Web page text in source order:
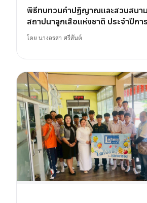
พิธีทบทวนคำปฏิญาณและสวนสนา
สถาปนาลูกเสือแห่งชาติ ประจำปีก
โดย นางอรสา ศรีสันต์